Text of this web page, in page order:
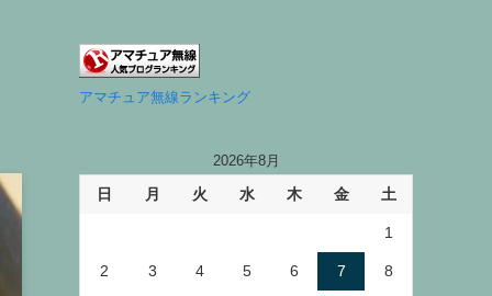
アマチュア無線ランキング
2026年8月
日 月 火 水 木 金 土
1
2 3 4 5 6 7 8